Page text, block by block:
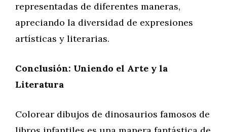
representadas de diferentes maneras,
apreciando la diversidad de expresiones
artísticas y literarias.
Conclusión: Uniendo el Arte y la
Literatura
Colorear dibujos de dinosaurios famosos de